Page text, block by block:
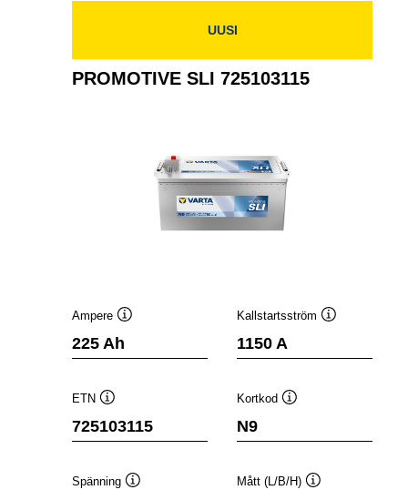
UUSI
PROMOTIVE SLI 725103115
Ampere
225 Ah
Kallstartsström
1150 A
ETN
725103115
Kortkod
N9
Spänning
Mått (L/B/H)